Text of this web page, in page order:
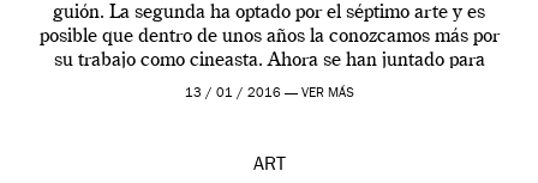
guión. La segunda ha optado por el séptimo arte y es
posible que dentro de unos años la conozcamos más por
su trabajo como cineasta. Ahora se han juntado para
contarnos una […]
13 / 01 / 2016 — VER MÁS
ART